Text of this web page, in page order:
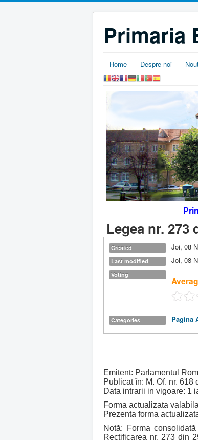
Primaria
Home Despre noi
Legea nr. 273
Created Joi, 08
Last modified Joi, 08
Voting
Categories Pagina
Emitent: Parlamentul
Publicat în: M. Of. nr. 618
Data intrarii in vigoare: 1
Forma actualizata
Prezenta forma
Notă: Forma
Rectificarea nr. 273 din